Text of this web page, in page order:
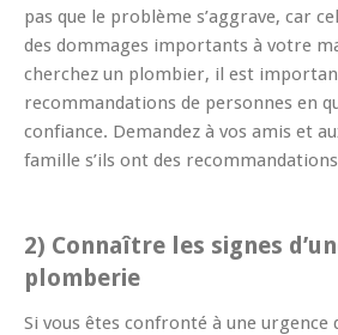
pas que le problème s’aggrave, car
des dommages importants à votre
cherchez un plombier, il est
recommandations de personnes en
confiance. Demandez à vos amis et
famille s’ils ont des
2) Connaître les signes
plomberie
Si vous êtes confronté à une